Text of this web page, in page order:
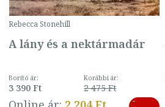
Rebecca Stonehill
A lány és a nektármadár
Borító ár:
3 390 Ft
Korábbi ár:
2 475 Ft
-